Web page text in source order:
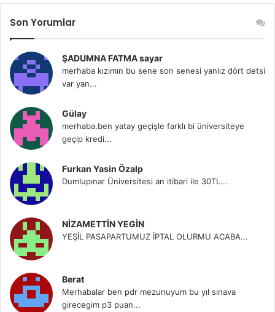
Son Yorumlar
ŞADUMNA FATMA sayar
merhaba kızımın bu sene son senesi yanlız dört detsi
var yan...
Gülay
merhaba.ben yatay geçişle farklı bi üniversiteye
geçip kredi...
Furkan Yasin Özalp
Dumlupınar Üniversitesi an itibari ile 30TL...
NİZAMETTİN YEGİN
YEŞİL PASAPARTUMUZ İPTAL OLURMU ACABA...
Berat
Merhabalar ben pdr mezunuyum bu yıl sınava
girecegim p3 puan...